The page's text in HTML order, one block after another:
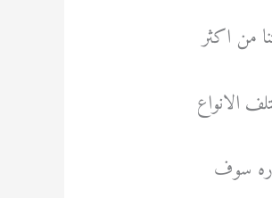
لذلك تعد شركتنا من اكثر
الانواع
سوف